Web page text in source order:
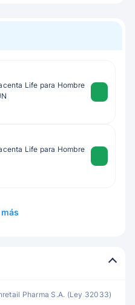
Life para Hombre
Life para Hombre
Pharma S.A. (Ley 32033)